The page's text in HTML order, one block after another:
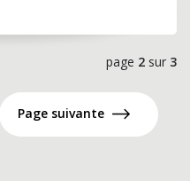
page 2 sur 3
Page suivante